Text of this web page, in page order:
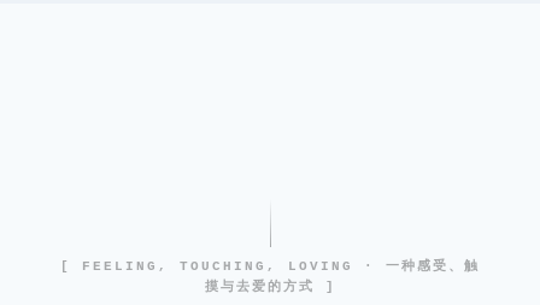
[ FEELING, TOUCHING, LOVING · 一种感受、触
摸与去爱的方式 ]